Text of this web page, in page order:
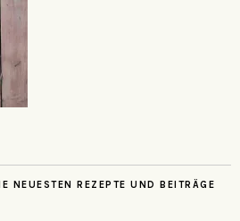
NEUESTEN REZEPTE UND BEITRÄGE